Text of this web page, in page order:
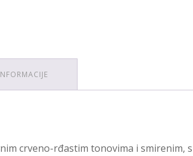
crveno-rđastim tonovima i